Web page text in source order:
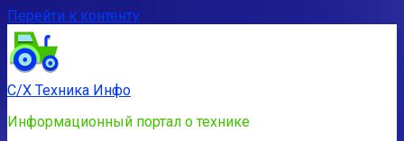
Перейти к контенту
С/Х Техника Инфо
Информационный портал о технике